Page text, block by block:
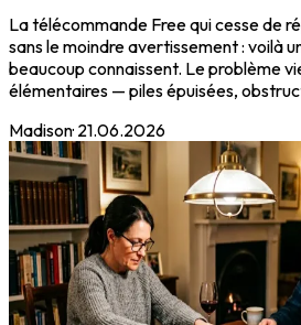
La télécommande Free qui cesse de
sans le moindre avertissement : voilà
beaucoup connaissent. Le problème
élémentaires — piles épuisées,
Madison· 21.06.2026